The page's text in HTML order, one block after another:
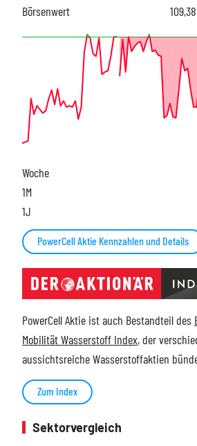
Börsenwert
Woche
1M
1J
PowerCell Aktie Kennzahlen und Details
PowerCell Aktie ist auch Bestandteil des
Mobilität Wasserstoff Index, der
aussichtsreiche Wasserstoffaktien
Zum Index
Sektorvergleich